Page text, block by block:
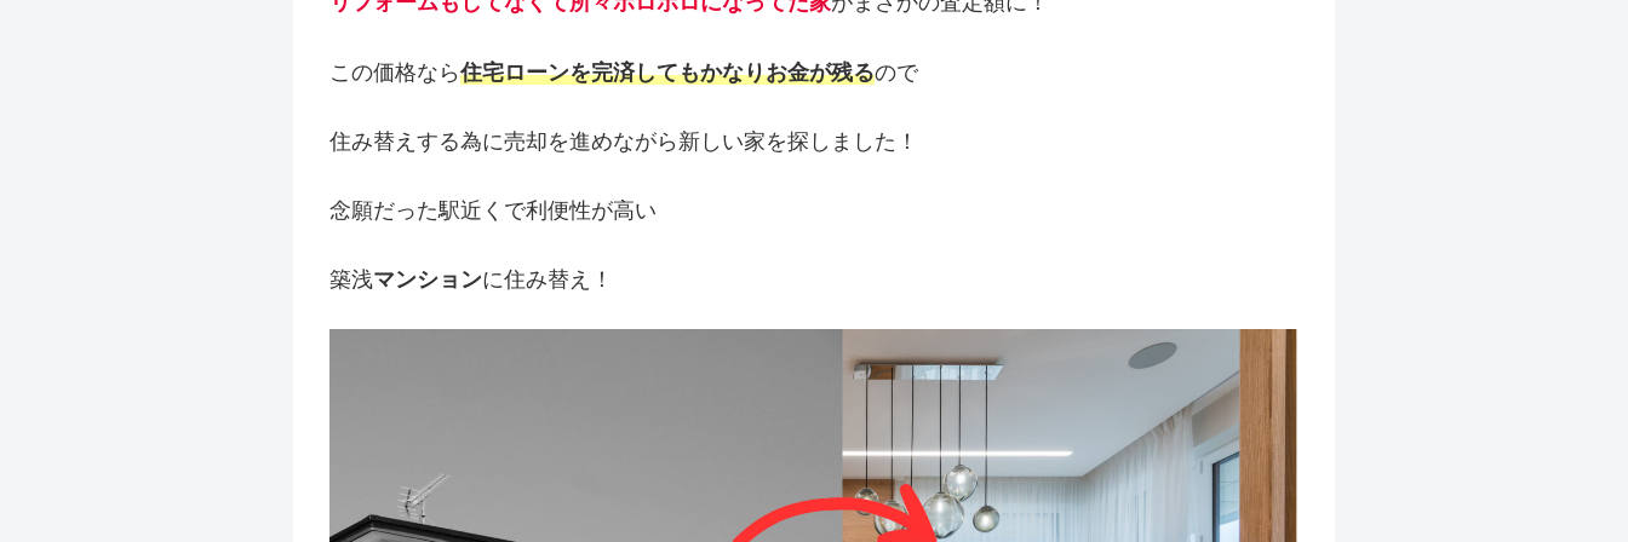
この価格なら住宅ローンを完済してもかなりお金が残るので
住み替えする為に売却を進めながら新しい家を探しました！
念願だった駅近くで利便性が高い
築浅マンションに住み替え！